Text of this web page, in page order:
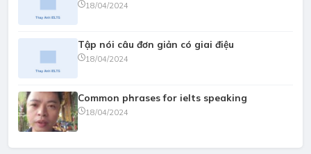
18/04/2024
Tập nói câu đơn giản có giai điệu
18/04/2024
Common phrases for ielts speaking
18/04/2024